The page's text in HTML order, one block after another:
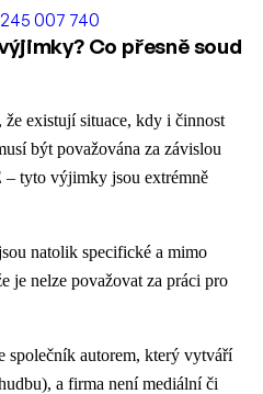
245 007 740
Co přesně soud
existují situace, kdy i činnost
být považována za závislou
tyto výjimky jsou extrémně
natolik specifické a mimo
je nelze považovat za práci pro
společník autorem, který vytváří
a firma není mediální či